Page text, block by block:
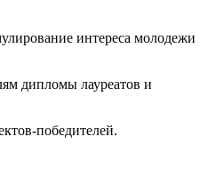
интереса молодежи
дипломы лауреатов и
победителей.